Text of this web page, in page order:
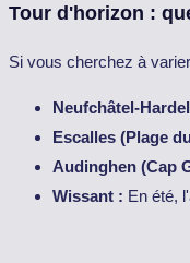
Tour d'horizon :
Si vous cherchez à
Neufchâtel-
Escalles (Plage
Audinghen (Cap
Wissant : En été,